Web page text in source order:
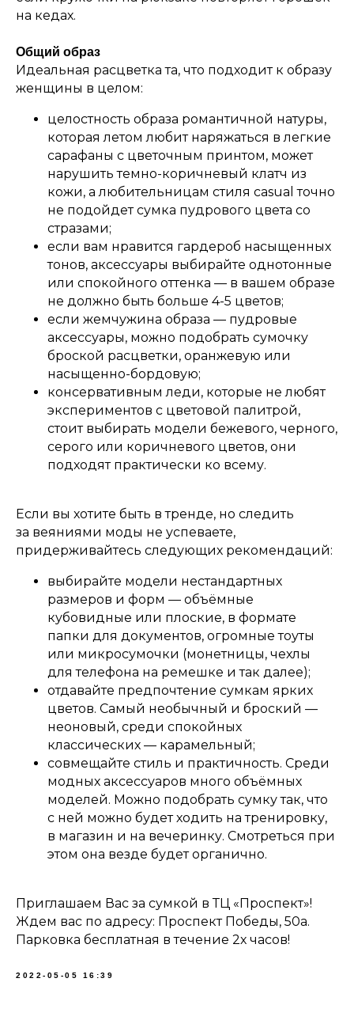
на кедах.
Общий образ
Идеальная расцветка та, что подходит к образу
женщины в целом:
целостность образа романтичной натуры,
которая летом любит наряжаться в легкие
сарафаны с цветочным принтом, может
нарушить темно-коричневый клатч из
кожи, а любительницам стиля casual точно
не подойдет сумка пудрового цвета со
стразами;
если вам нравится гардероб насыщенных
тонов, аксессуары выбирайте однотонные
или спокойного оттенка — в вашем образе
не должно быть больше 4-5 цветов;
если жемчужина образа — пудровые
аксессуары, можно подобрать сумочку
броской расцветки, оранжевую или
насыщенно-бордовую;
консервативным леди, которые не любят
экспериментов с цветовой палитрой,
стоит выбирать модели бежевого, черного,
серого или коричневого цветов, они
подходят практически ко всему.
Если вы хотите быть в тренде, но следить
за веяниями моды не успеваете,
придерживайтесь следующих рекомендаций:
выбирайте модели нестандартных
размеров и форм — объёмные
кубовидные или плоские, в формате
папки для документов, огромные тоуты
или микросумочки (монетницы, чехлы
для телефона на ремешке и так далее);
отдавайте предпочтение сумкам ярких
цветов. Самый необычный и броский —
неоновый, среди спокойных
классических — карамельный;
совмещайте стиль и практичность. Среди
модных аксессуаров много объёмных
моделей. Можно подобрать сумку так, что
с ней можно будет ходить на тренировку,
в магазин и на вечеринку. Смотреться при
этом она везде будет органично.
Приглашаем Вас за сумкой в ТЦ «Проспект»!
Ждем вас по адресу: Проспект Победы, 50а.
Парковка бесплатная в течение 2х часов!
2022-05-05 16:39